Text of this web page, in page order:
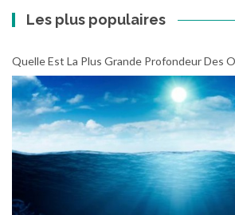
Les plus populaires
Quelle Est La Plus Grande Profondeur Des